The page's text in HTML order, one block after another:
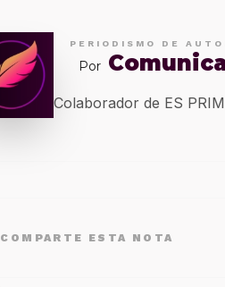
PERIODISMO DE
Por
Colaborador de ES
COMPARTE ESTA NOTA